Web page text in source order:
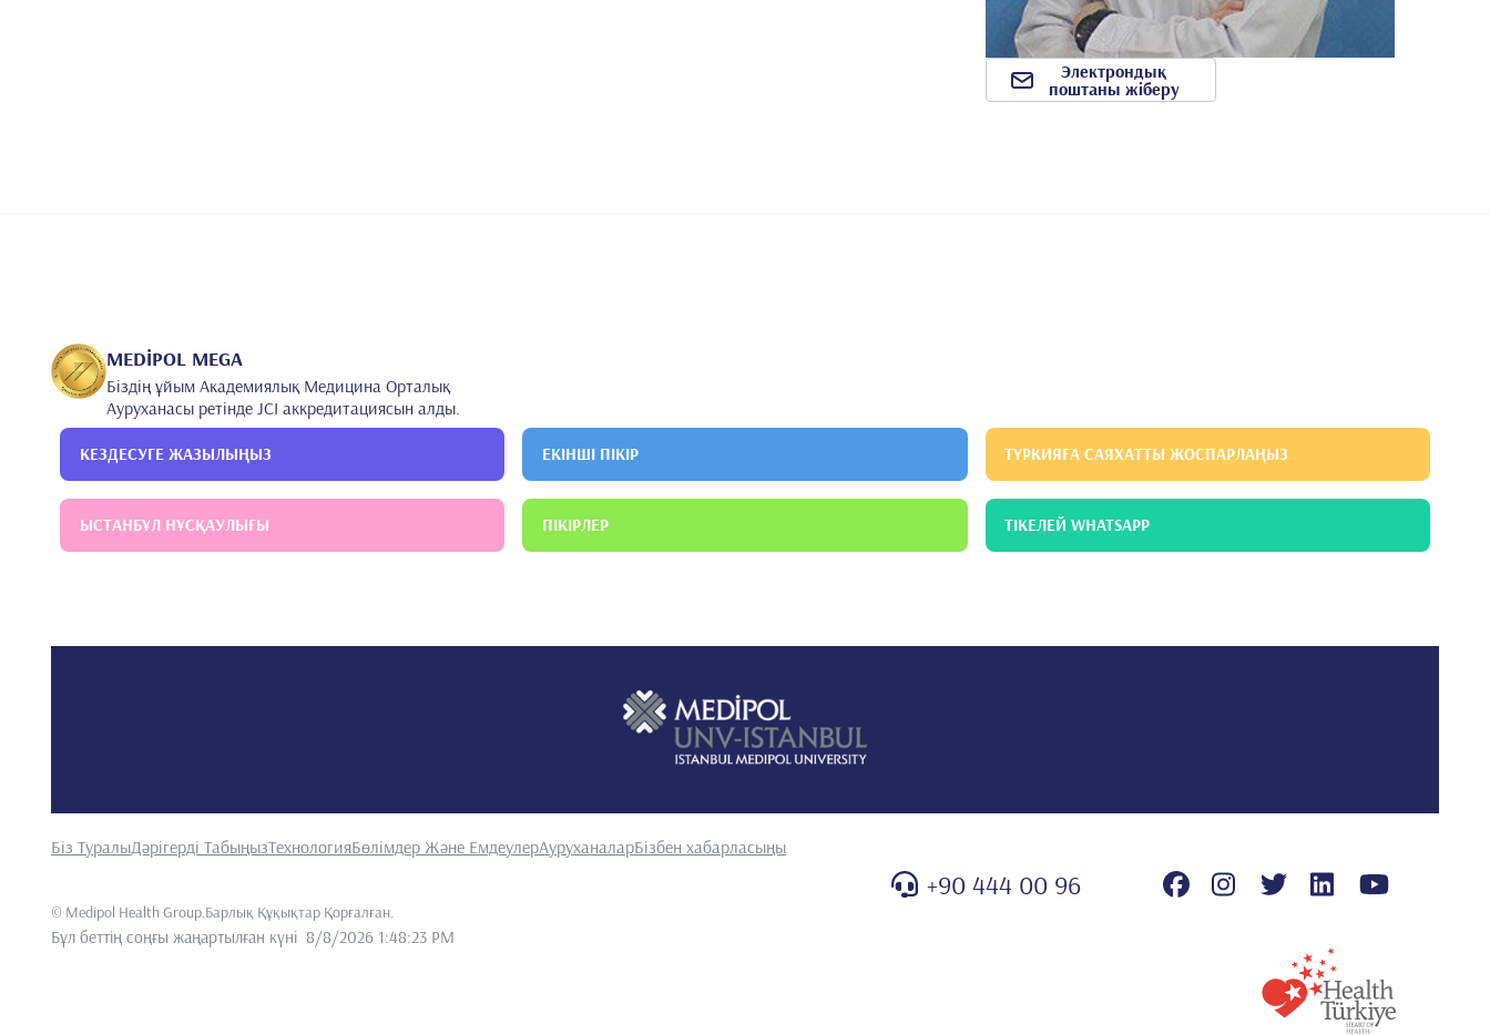
Электрондық
поштаны жіберу
MEDİPOL MEGA
Біздің ұйым Академиялық Медицина Орталық
Ауруханасы ретінде JCI аккредитациясын алды.
КЕЗДЕСУГЕ ЖАЗЫЛЫҢЫЗ ЕКІНШІ ПІКІР ТҮРКИЯҒА САЯХАТТЫ ЖОСПАРЛАҢЫЗ
ЫСТАНБҰЛ НҰСҚАУЛЫҒЫ ПІКІРЛЕР ТІКЕЛЕЙ WHATSAPP
Біз ТуралыДәрігерді ТабыңызТехнологияБөлімдер Және ЕмдеулерАуруханаларБізбен хабарласыңы
© Medipol Health Group.Барлық Құқықтар Қорғалған
Бұл беттің соңғы жаңартылған күні 8/8/2026 1:48:23 PM
+90 444 00 96